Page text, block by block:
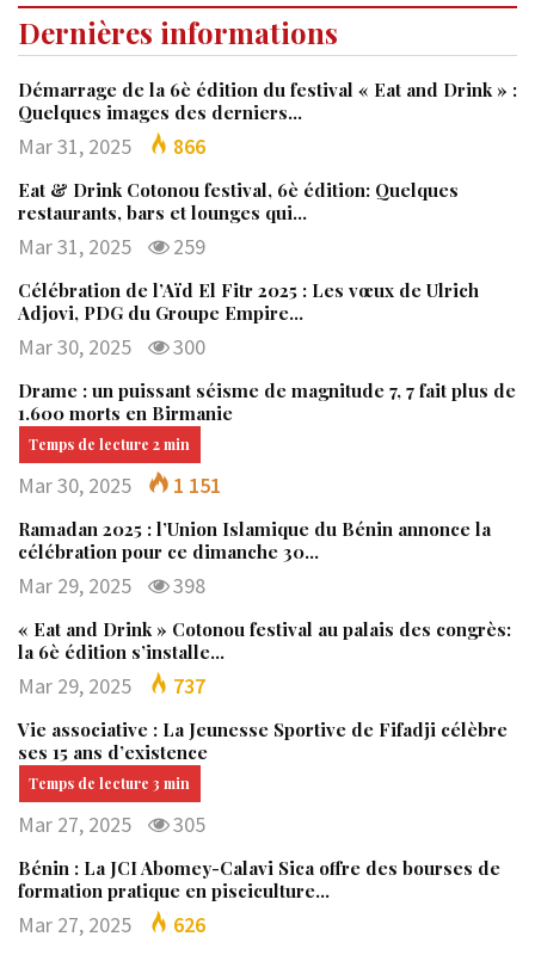
Dernières informations
Démarrage de la 6è édition du festival « Eat and Drink » :
Quelques images des derniers…
Mar 31, 2025 866
Eat & Drink Cotonou festival, 6è édition: Quelques
restaurants, bars et lounges qui…
Mar 31, 2025 259
Célébration de l’Aïd El Fitr 2025 : Les vœux de Ulrich
Adjovi, PDG du Groupe Empire…
Mar 30, 2025 300
Drame : un puissant séisme de magnitude 7, 7 fait plus de
1.600 morts en Birmanie
Mar 30, 2025 1 151
Ramadan 2025 : l’Union Islamique du Bénin annonce la
célébration pour ce dimanche 30…
Mar 29, 2025 398
« Eat and Drink » Cotonou festival au palais des congrès:
la 6è édition s’installe…
Mar 29, 2025 737
Vie associative : La Jeunesse Sportive de Fifadji célèbre
ses 15 ans d’existence
Mar 27, 2025 305
Bénin : La JCI Abomey-Calavi Sica offre des bourses de
formation pratique en pisciculture…
Mar 27, 2025 626